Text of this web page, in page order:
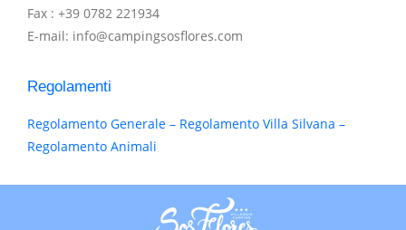
Fax : +39 0782 221934
E-mail: info@campingsosflores.com
Regolamenti
Regolamento Generale – Regolamento Villa Silvana –
Regolamento Animali